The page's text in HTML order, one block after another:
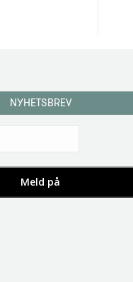
NYHETSBREV